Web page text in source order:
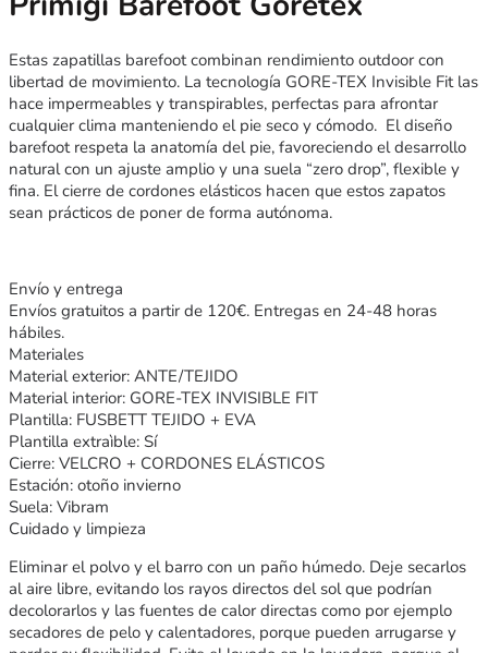
Estas zapatillas barefoot combinan rendimiento outdoor con
libertad de movimiento. La tecnología GORE-TEX Invisible Fit las
hace impermeables y transpirables, perfectas para afrontar
cualquier clima manteniendo el pie seco y cómodo. El diseño
barefoot respeta la anatomía del pie, favoreciendo el desarrollo
natural con un ajuste amplio y una suela “zero drop”, flexible y
fina. El cierre de cordones elásticos hacen que estos zapatos
sean prácticos de poner de forma autónoma.
Envío y entrega
Envíos gratuitos a partir de 120€. Entregas en 24-48 horas
hábiles.
Materiales
Material exterior: ANTE/TEJIDO
Material interior: GORE-TEX INVISIBLE FIT
Plantilla: FUSBETT TEJIDO + EVA
Plantilla extraìble: Sí
Cierre: VELCRO + CORDONES ELÁSTICOS
Estación: otoño invierno
Suela: Vibram
Cuidado y limpieza
Eliminar el polvo y el barro con un paño húmedo. Deje secarlos
al aire libre, evitando los rayos directos del sol que podrían
decolorarlos y las fuentes de calor directas como por ejemplo
secadores de pelo y calentadores, porque pueden arrugarse y